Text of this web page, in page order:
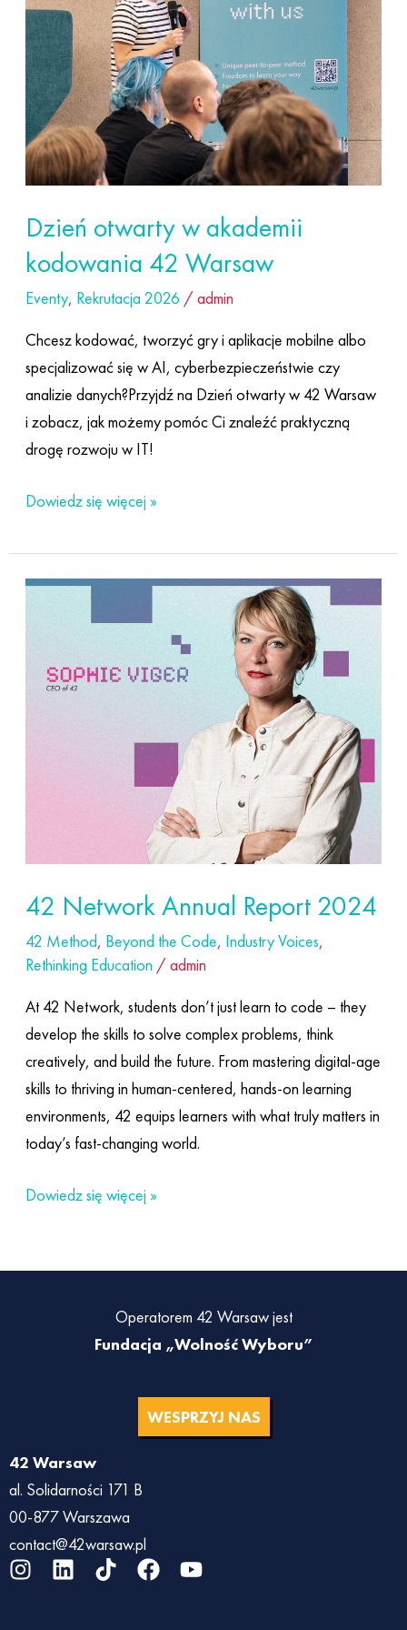
Dzień otwarty w akademii
kodowania 42 Warsaw
Eventy, Rekrutacja 2026 /admin
Chcesz kodować, tworzyć gry i aplikacje mobilne albo
specjalizować się w AI, cyberbezpieczeństwie czy
analizie danych?Przyjdź na Dzień otwarty w 42 Warsaw
i zobacz, jak możemy pomóc Ci znaleźć praktyczną
drogę rozwoju w IT!
42
Warsaw
Dowiedz się więcej »
42 Network Annual Report 2024
42 Method, Beyond the Code, Industry Voices,
Rethinking Education /admin
At 42 Network, students don’t just learn to code – they
develop the skills to solve complex problems, think
creatively, and build the future. From mastering digital-age
skills to thriving in human-centered, hands-on learning
environments, 42 equips learners with what truly matters in
today’s fast-changing world.
42
Report
Dowiedz się więcej »
Operatorem 42 Warsaw jest
Fundacja „Wolność Wyboru”
WESPRZYJ NAS
42 Warsaw
al. Solidarności 171 B
00-877 Warszawa
contact@42warsaw.pl
I L T F Y